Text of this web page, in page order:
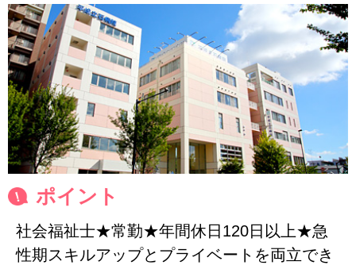
ポイント
社会福祉士★常勤★年間休日120日以上★急
性期スキルアップとプライベートを両立でき